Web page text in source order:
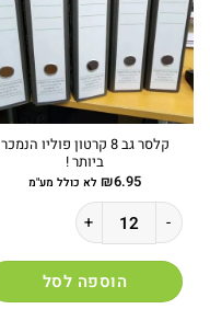
לבחור
את
האפשרויות
בעמוד
המוצר
קלסר גב 8 קרטון פוליו הנמכר
ביותר !
₪6.95 לא כולל מע"מ
כמות של קלסר גב 8 קרטון פוליו הנמכר ביותר !
הוספה לסל